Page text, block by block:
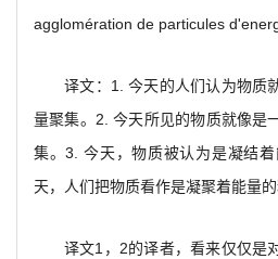
agglomération de particules
译文：1. 今天的人们认为物质
量聚集。2. 今天所见的物质就像是
集。3. 今天，物质被认为是凝结
天，人们把物质看作是凝聚着能量的
译文1，2的译者，看来仅仅是